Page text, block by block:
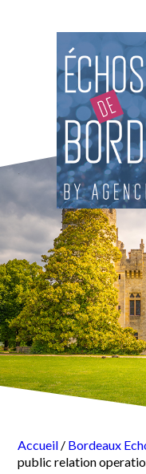
Accueil / Bordeaux
public relation